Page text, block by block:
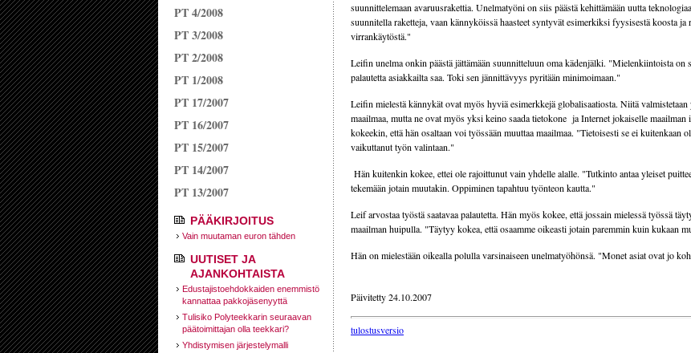
PT 4/2008
PT 3/2008
PT 2/2008
PT 1/2008
PT 17/2007
PT 16/2007
PT 15/2007
PT 14/2007
PT 13/2007
PÄÄKIRJOITUS
Vain muutaman euron tähden
UUTISET JA
AJANKOHTAISTA
Edustajistoehdokkaiden enemmistö
kannattaa pakkojäsenyyttä
Tulisiko Polyteekkarin seuraavan
päätoimittajan olla teekkari?
Yhdistymisen järjestelymalli
suunnittelemaan avaruusrakettia. Unelmatyöni on siis päästä kehittämään uutta
suunnitella raketteja, vaan kännyköissä haasteet syntyvät esimerkiksi fyysisestä koosta ja
virrankäytöstä."
Leifin unelma onkin päästä jättämään suunnitteluun oma kädenjälki. "Mielenkiintoista on
palautetta asiakkailta saa. Toki sen jännittävyys pyritään minimoimaan."
Leifin mielestä kännykät ovat myös hyviä esimerkkejä globalisaatiosta. Niitä
maailmaa, mutta ne ovat myös yksi keino saada tietokone ja Internet jokaiselle maailman
kokeekin, että hän osaltaan voi työssään muuttaa maailmaa. "Tietoisesti se ei kuitenkaan
vaikuttanut työn valintaan."
Hän kuitenkin kokee, ettei ole rajoittunut vain yhdelle alalle. "Tutkinto antaa yleiset
tekemään jotain muutakin. Oppiminen tapahtuu työnteon kautta."
Leif arvostaa työstä saatavaa palautetta. Hän myös kokee, että jossain mielessä työssä
maailman huipulla. "Täytyy kokea, että osaamme oikeasti jotain paremmin kuin kukaan
Hän on mielestään oikealla polulla varsinaiseen unelmatyöhönsä. "Monet asiat ovat jo
Päivitetty 24.10.2007
tulostusversio